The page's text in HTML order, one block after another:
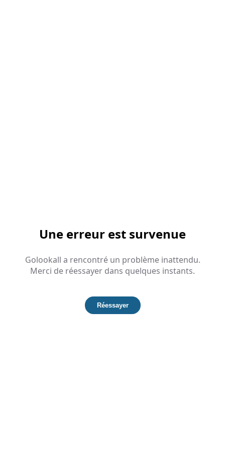
Une erreur est survenue
Golookall a rencontré un problème inattendu.
Merci de réessayer dans quelques instants.
Réessayer